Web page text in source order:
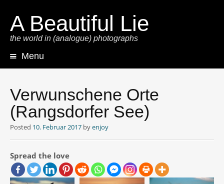
A Beautiful Lie
the world in (analogue) photographs
Menu
Verwunschene Orte
(Rangsdorfer See)
Posted 10. Februar 2017 byenjoy
Spread the love